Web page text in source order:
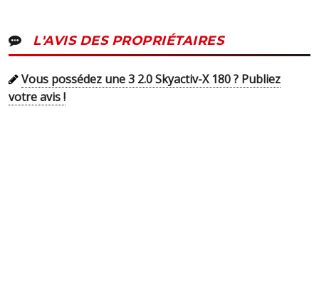
L'AVIS DES PROPRIÉTAIRES
Vous possédez une 3 2.0 Skyactiv-X 180 ? Publiez
votre avis !